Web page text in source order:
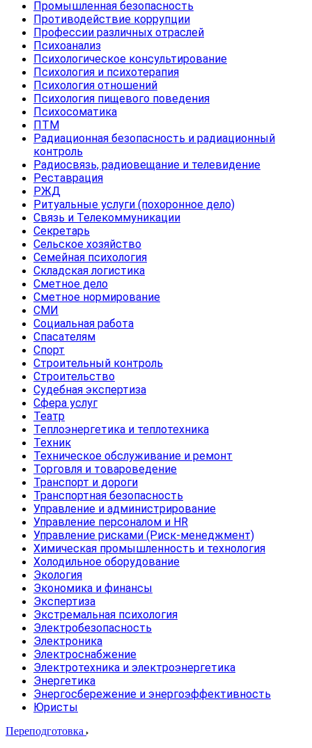
Промышленная безопасность
Противодействие коррупции
Профессии различных отраслей
Психоанализ
Психологическое консультирование
Психология и психотерапия
Психология отношений
Психология пищевого поведения
Психосоматика
ПТМ
Радиационная безопасность и радиационный
контроль
Радиосвязь, радиовещание и телевидение
Реставрация
РЖД
Ритуальные услуги (похоронное дело)
Связь и Телекоммуникации
Секретарь
Сельское хозяйство
Семейная психология
Складская логистика
Сметное дело
Сметное нормирование
СМИ
Социальная работа
Спасателям
Спорт
Строительный контроль
Строительство
Судебная экспертиза
Сфера услуг
Театр
Теплоэнергетика и теплотехника
Техник
Техническое обслуживание и ремонт
Торговля и товароведение
Транспорт и дороги
Транспортная безопасность
Управление и администрирование
Управление персоналом и HR
Управление рисками (Риск-менеджмент)
Химическая промышленность и технология
Холодильное оборудование
Экология
Экономика и финансы
Экспертиза
Экстремальная психология
Электробезопасность
Электроника
Электроснабжение
Электротехника и электроэнергетика
Энергетика
Энергосбережение и энергоэффективность
Юристы
Переподготовка